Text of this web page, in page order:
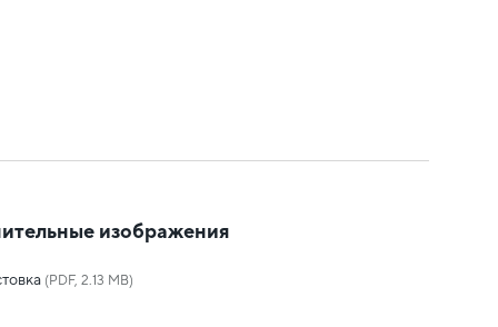
изображения
(PDF, 2.13 MB)